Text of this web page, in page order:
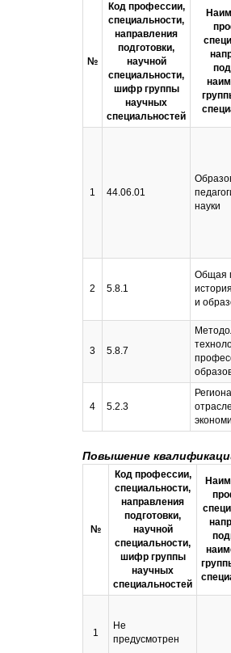
№
Код профессии,
специальности,
направления
подготовки,
научной
специальности,
шифр группы
научных
специальностей
1 44.06.01
науки
2 5.8.1
Общая
и
3 5.8.7
4 5.2.3
Повышение
№
Код профессии,
специальности,
направления
подготовки,
научной
специальности,
шифр группы
научных
специальностей
1
Не
предусмотрен